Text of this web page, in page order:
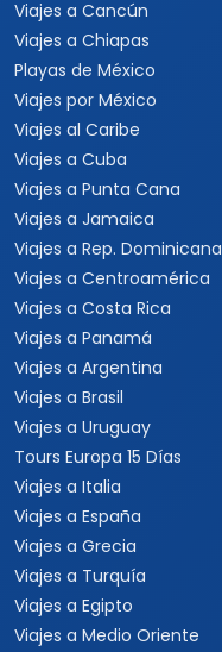
Viajes a Cancún
Viajes a Chiapas
Playas de México
Viajes por México
Viajes al Caribe
Viajes a Cuba
Viajes a Punta Cana
Viajes a Jamaica
Viajes a Rep. Dominicana
Viajes a Centroamérica
Viajes a Costa Rica
Viajes a Panamá
Viajes a Argentina
Viajes a Brasil
Viajes a Uruguay
Tours Europa 15 Días
Viajes a Italia
Viajes a España
Viajes a Grecia
Viajes a Turquía
Viajes a Egipto
Viajes a Medio Oriente